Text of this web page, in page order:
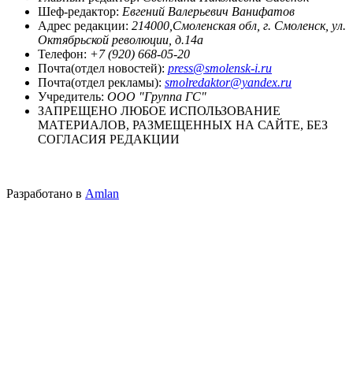
Шеф-редактор: Евгений Валерьевич Ванифатов
Адрес редакции: 214000,Смоленская обл, г. Смоленск, ул.
Октябрьской революции, д.14а
Телефон: +7 (920) 668-05-20
Почта(отдел новостей): press@smolensk-i.ru
Почта(отдел рекламы): smolredaktor@yandex.ru
Учредитель: ООО "Группа ГС"
ЗАПРЕЩЕНО ЛЮБОЕ ИСПОЛЬЗОВАНИЕ
МАТЕРИАЛОВ, РАЗМЕЩЕННЫХ НА САЙТЕ, БЕЗ
СОГЛАСИЯ РЕДАКЦИИ
Разработано в Amlan